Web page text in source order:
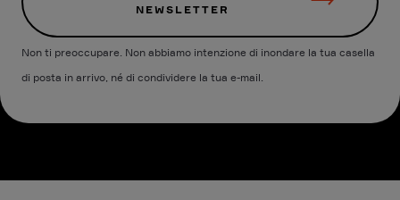
NEWSLETTER
Non ti preoccupare. Non abbiamo intenzione di inondare la tua casella
di posta in arrivo, né di condividere la tua e-mail.